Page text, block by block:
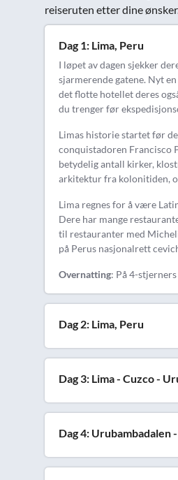
reiseruten etter dine
Dag 1: Lima, Peru
I løpet av dagen sjekker
sjarmerende gatene. Nyt
det flotte hotellet deres
du trenger før
Limas historie startet før
conquistadoren Francisco
betydelig antall kirker,
arkitektur fra kolonitiden,
Lima regnes for å være
Dere har mange
til restauranter med
på Perus nasjonalrett
Overnatting: På 4-
Dag 2: Lima, Peru
Dag 3: Lima - Cuzco -
Dag 4: Urubambadalen